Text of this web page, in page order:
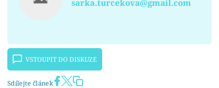
sarka.turcekova@gmail.com
VSTOUPIT DO DISKUZE
Sdílejte článek